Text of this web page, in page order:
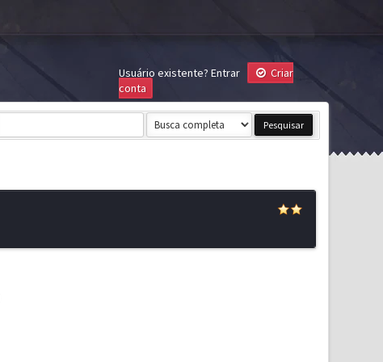
Usuário existente? Entrar
Criar
conta